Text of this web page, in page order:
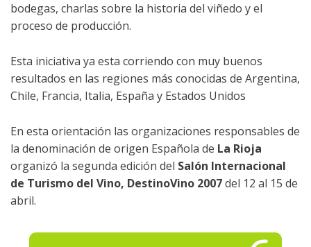
bodegas, charlas sobre la historia del viñedo y el
proceso de producción.
Esta iniciativa ya esta corriendo con muy buenos
resultados en las regiones más conocidas de Argentina,
Chile, Francia, Italia, España y Estados Unidos
En esta orientación las organizaciones responsables de
la denominación de origen Española de La Rioja
organizó la segunda edición del Salón Internacional
de Turismo del Vino, DestinoVino 2007del 12 al 15 de
abril.